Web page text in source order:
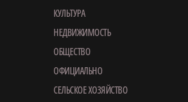
КУЛЬТУРА
НЕДВИЖИМОСТЬ
ОБЩЕСТВО
ОФИЦИАЛЬНО
СЕЛЬСКОЕ ХОЗЯЙСТВО